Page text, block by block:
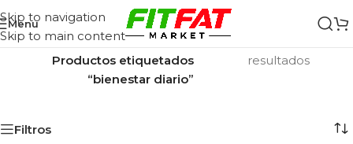
Skip to navigation
Skip to main content
Menu
Inicio/
Productos etiquetados
“bienestar diario”
resultados
Filtros